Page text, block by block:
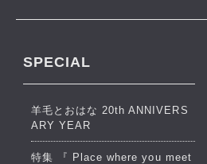
SPECIAL
羊毛とおはな 20th ANNIVERS
ARY YEAR
特集 『 Place where you meet